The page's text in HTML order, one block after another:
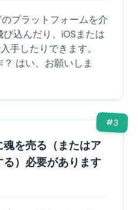
プラットフォームを介
込んだり、iOSまたは
手したりできます。
はい、お願いしま
#3
を売る（またはア
）必要があります